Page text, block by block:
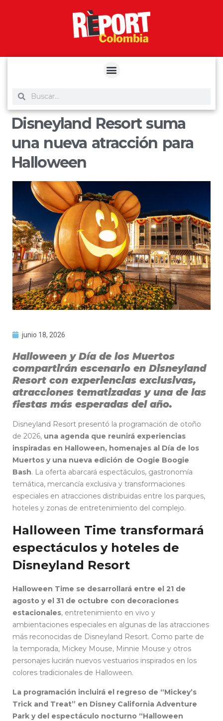
Disneyland Resort suma
una nueva atracción para
Halloween
junio 18, 2026
Halloween y Día de los Muertos
compartirán escenario en Disneyland
Resort con experiencias exclusivas,
atracciones tematizadas y una de las
fiestas más esperadas del año.
Disneyland Resort presentó la programación de otoño
de 2026, una agenda que reunirá experiencias
inspiradas en Halloween, homenajes al Día de los
Muertos y una nueva edición de Oogie Boogie
Bash. La oferta abarcará espectáculos, gastronomía
temática, mercancía exclusiva y transformaciones
especiales en atracciones distribuidas entre los parques,
hoteles y zonas de entretenimiento del complejo.
Halloween Time transformará
espectáculos y hoteles de
Disneyland Resort
Halloween Time se desarrollará entre el 21 de
agosto y el 31 de octubre con decoraciones
estacionales, entretenimiento en vivo y
ambientaciones especiales en algunas de las atracciones
más reconocidas de Disneyland Resort. Como parte de
la temporada, Mickey Mouse, Minnie Mouse y otros
personajes lucirán nuevos vestuarios inspirados en los
colores tradicionales de Halloween.
La programación incluirá el regreso de “Mickey’s
Trick and Treat” en Disney California Adventure
Park y del espectáculo nocturno “Halloween